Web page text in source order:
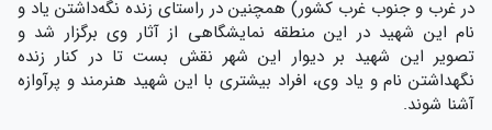
در غرب و جنوب غرب کشور) همچنین در راستای زنده نگه‌داشتن یاد و
نام این شهید در این منطقه نمایشگاهی از آثار وی برگزار شد و
تصویر این شهید بر دیوار این شهر نقش بست تا در کنار زنده
نگهداشتن نام و یاد وی، افراد بیشتری با این شهید هنرمند و پرآوازه
آشنا شوند.